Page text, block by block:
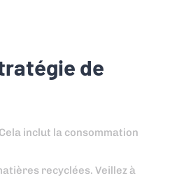
de
inclut la consommation
recyclées. Veillez à